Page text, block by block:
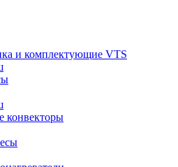
и комплектующие VTS
конвекторы